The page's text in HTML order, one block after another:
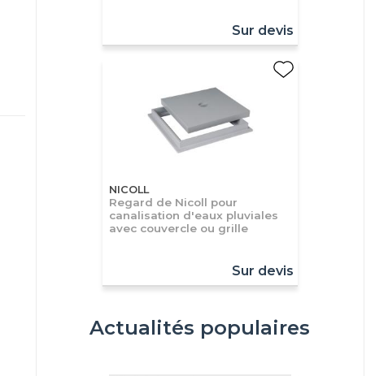
Sur devis
NICOLL
Regard de Nicoll pour
canalisation d'eaux pluviales
avec couvercle ou grille
Sur devis
Actualités populaires